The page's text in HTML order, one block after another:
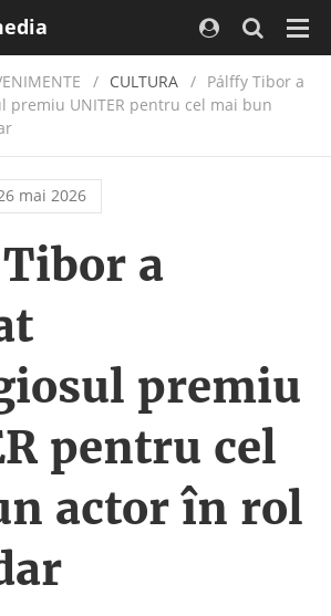
/ CULTURA
Pálffy Tibor a
premiu UNITER pentru cel mai bun
mai 2026
a
premiu
pentru cel
actor în rol